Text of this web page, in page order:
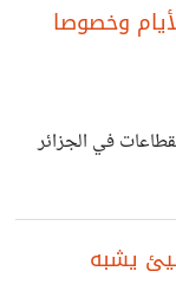
وخصوصا
في الجزائر
يشبه